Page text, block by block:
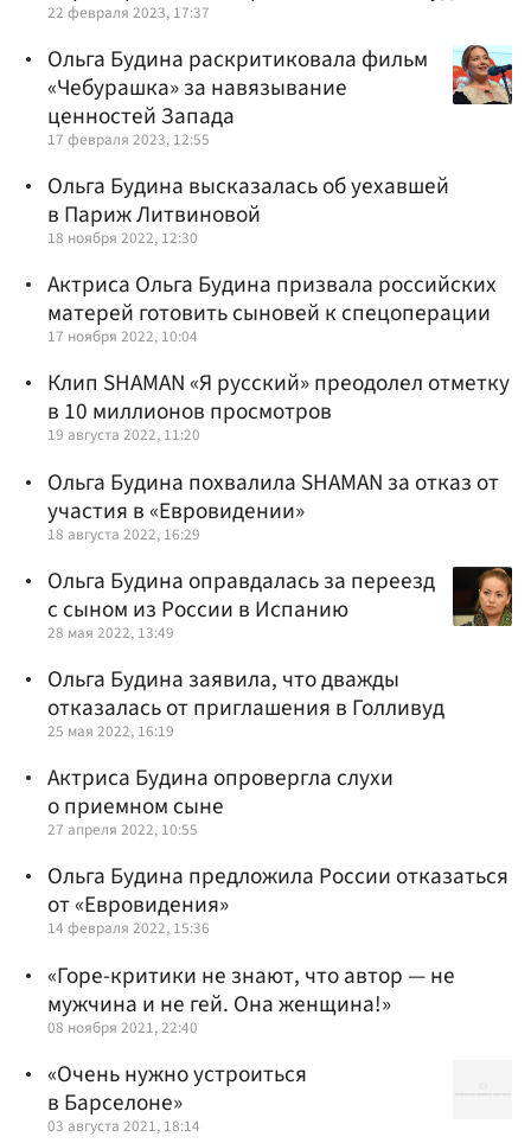
22 февраля 2023, 17:37
Ольга Будина раскритиковала фильм
«Чебурашка» за навязывание
ценностей Запада
17 февраля 2023, 12:55
Ольга Будина высказалась об уехавшей
в Париж Литвиновой
18 ноября 2022, 12:30
Актриса Ольга Будина призвала российских
матерей готовить сыновей к спецоперации
17 ноября 2022, 10:04
Клип SHAMAN «Я русский» преодолел отметку
в 10 миллионов просмотров
19 августа 2022, 11:20
Ольга Будина похвалила SHAMAN за отказ от
участия в «Евровидении»
18 августа 2022, 16:29
Ольга Будина оправдалась за переезд
с сыном из России в Испанию
28 мая 2022, 13:49
Ольга Будина заявила, что дважды
отказалась от приглашения в Голливуд
25 мая 2022, 16:19
Актриса Будина опровергла слухи
о приемном сыне
27 апреля 2022, 10:55
Ольга Будина предложила России отказаться
от «Евровидения»
14 февраля 2022, 15:36
«Горе-критики не знают, что автор — не
мужчина и не гей. Она женщина!»
08 ноября 2021, 22:40
«Очень нужно устроиться
в Барселоне»
03 августа 2021, 18:14